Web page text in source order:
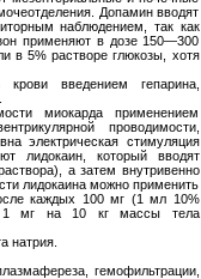
Допамин вводят
наблюдением, так как
применяют в дозе 150—300
в 5% растворе глюкозы, хотя
крови введением гепарина,
миокарда применением
проводимости,
электрическая стимуляция
лидокаин, который вводят
а затем внутривенно
лидокаина можно применить
каждых 100 мг (1 мл 10%
1 мг на 10 кг массы тела
натрия.
гемофильтрации,